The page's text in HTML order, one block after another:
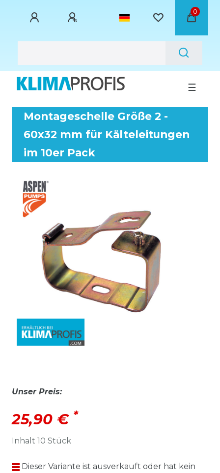
0
☰
Montageschelle Größe 2 -
60x32 mm für Kälteleitungen
im 10er Pack
Unser Preis:
25,90 € *
Inhalt 10 Stück
Dieser Variante ist ausverkauft oder hat kein